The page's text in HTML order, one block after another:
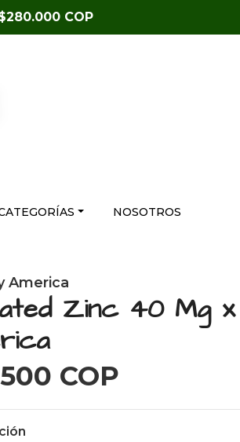
COP
NOSOTROS
America
Zinc 40 Mg x
COP